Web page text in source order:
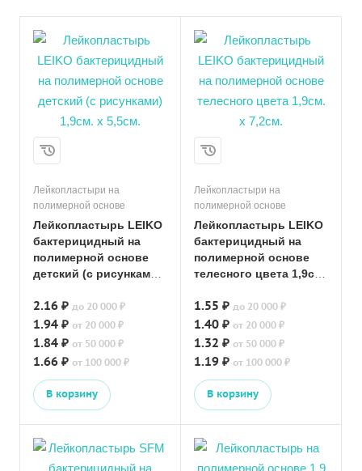
Лейкопластыри на
полимерной основе
Лейкопластырь LEIKO
бактерицидный на
полимерной основе
детский (с рисунками)
2.16 ₽ до 20 000 ₽
1.94 ₽ от 20 000 ₽
1.84 ₽ от 50 000 ₽
1.66 ₽ от 100 000 ₽
В корзину
Лейкопластыри на
полимерной основе
Лейкопластырь LEIKO
бактерицидный на
полимерной основе
телесного цвета 1,9см.
1.55 ₽ до 20 000 ₽
1.40 ₽ от 20 000 ₽
1.32 ₽ от 50 000 ₽
1.19 ₽ от 100 000 ₽
В корзину